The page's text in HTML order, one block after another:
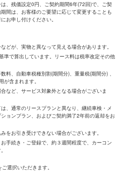
、残価設定0円、ご契約期間6年(72回)で、ご契
間は、お客様のご要望に応じて変更することも
お申し付けください。
どが、実物と異なって見える場合があります。
で算出しています。リース料は税率改定その他
料、自動車税種別割(期間分)、重量税(期間分) 、
含まれます。
など、サービス対象外となる場合がございま
、通常のリースプランと異なり、継続車検・メ
ョンプラン、およびご契約満了2年前の返却をお
をお引き受けできない場合がございます。
手続き・ご登録で、約３週間程度で、カーコン
選択いただきます。